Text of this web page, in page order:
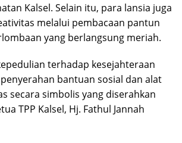
Kalsel. Selain itu, para lansia juga
melalui pembacaan pantun
yang berlangsung meriah.
terhadap kesejahteraan
bantuan sosial dan alat
secara simbolis yang diserahkan
TPP Kalsel, Hj. Fathul Jannah